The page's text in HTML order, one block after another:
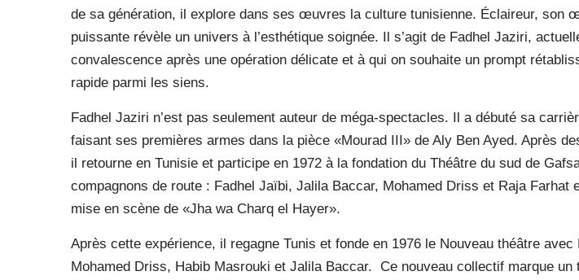
de sa génération, il explore dans ses œuvres la culture tunisienne. Éclaireur, son
puissante révèle un univers à l’esthétique soignée. Il s’agit de Fadhel Jaziri,
convalescence après une opération délicate et à qui on souhaite un prompt
rapide parmi les siens.
Fadhel Jaziri n’est pas seulement auteur de méga-spectacles. Il a débuté sa
faisant ses premières armes dans la pièce «Mourad III» de Aly Ben Ayed. Après
il retourne en Tunisie et participe en 1972 à la fondation du Théâtre du sud de
compagnons de route : Fadhel Jaïbi, Jalila Baccar, Mohamed Driss et Raja Farhat
mise en scène de «Jha wa Charq el Hayer».
Après cette expérience, il regagne Tunis et fonde en 1976 le Nouveau théâtre avec
Mohamed Driss, Habib Masrouki et Jalila Baccar.
Ce nouveau collectif marque un